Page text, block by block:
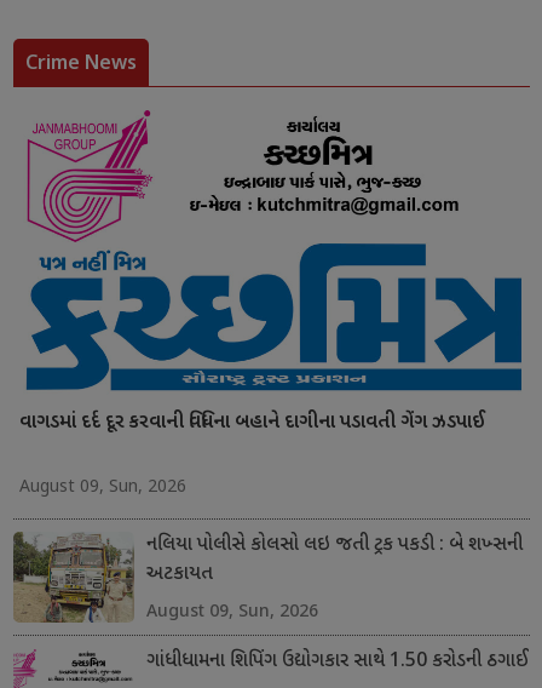
Crime News
વાગડમાં દર્દ દૂર કરવાની વિધિના બહાને દાગીના પડાવતી ગેંગ ઝડપાઈ
August 09, Sun, 2026
નલિયા પોલીસે કોલસો લઇ જતી ટ્રક પકડી : બે શખ્સની
અટકાયત
August 09, Sun, 2026
ગાંધીધામના શિપિંગ ઉદ્યોગકાર સાથે 1.50 કરોડની ઠગાઈ